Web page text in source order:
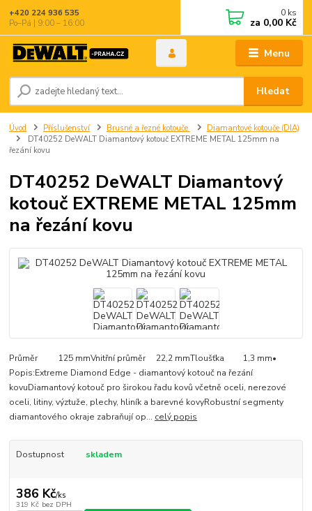
Menu
Hledat
+420 224 936 535
Po–Pá | 9:00 – 16:00
0 ks
za 0,00 Kč
Úvod Příslušenství Brusné a řezné kotouče
Diamantové kotouče (DIA)
DT40252 DeWALT Diamantový kotouč EXTREME METAL 125mm na
řezání kovu
DT40252 DeWALT Diamantový
kotouč EXTREME METAL 125mm
na řezání kovu
Průměr 125 mmVnitřní průměr 22,2 mmTloušťka 1,3 mm•
Popis:Extreme Diamond Edge - diamantový kotouč na řezání
kovuDiamantový kotouč pro širokou řadu kovů včetně oceli, nerezové
oceli, litiny, výztuže, plechy, hliník a barevné kovyRobustní segmenty
diamantového okraje zabraňují op... celý popis
Dostupnost skladem
386 Kč/ks
319 Kč bez DPH